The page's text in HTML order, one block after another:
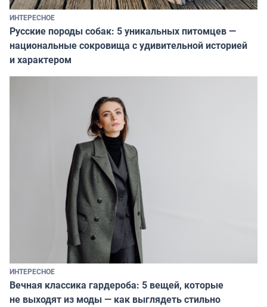
ИНТЕРЕСНОЕ
Русские породы собак: 5 уникальных питомцев —
национальные сокровища с удивительной историей
и характером
ИНТЕРЕСНОЕ
Вечная классика гардероба: 5 вещей, которые
не выходят из моды — как выглядеть стильно